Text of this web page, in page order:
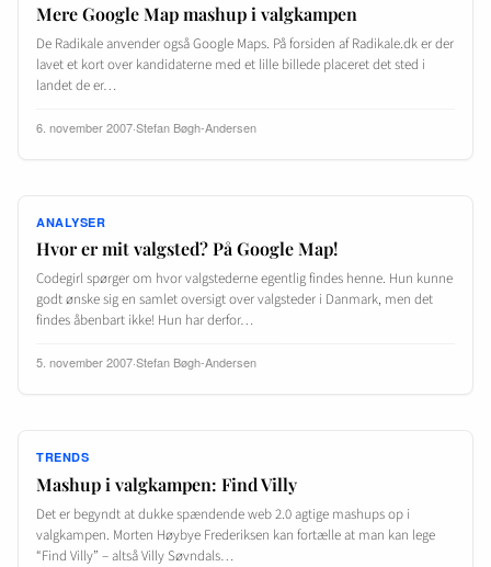
Mere Google Map mashup i valgkampen
De Radikale anvender også Google Maps. På forsiden af Radikale.dk er der
lavet et kort over kandidaterne med et lille billede placeret det sted i
landet de er…
6. november 2007·Stefan Bøgh-Andersen
ANALYSER
Hvor er mit valgsted? På Google Map!
Codegirl spørger om hvor valgstederne egentlig findes henne. Hun kunne
godt ønske sig en samlet oversigt over valgsteder i Danmark, men det
findes åbenbart ikke! Hun har derfor…
5. november 2007·Stefan Bøgh-Andersen
TRENDS
Mashup i valgkampen: Find Villy
Det er begyndt at dukke spændende web 2.0 agtige mashups op i
valgkampen. Morten Høybye Frederiksen kan fortælle at man kan lege
“Find Villy” – altså Villy Søvndals…